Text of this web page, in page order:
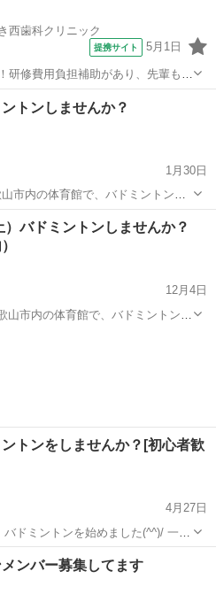
西歯科クリニック
提携サイト 5月1日
修費用負担補助があり、先輩も丁
ブランクの方も安心してスタート
トンしませんか？
1月30日
市内の体育館で、バドミントンを
テニスを企画してるのですが、今
思い、募集させていただきます。
ン 一緒に
）バドミントンしませんか？
12月4日
市内の体育館で、バドミントンを
テニスを企画してるのですが、今
ントンをしませんか？[初心者歓
4月27日
第のた
め未定 場所は、和歌山市もしくは海南市の体育館です。 経験ある...
初心者
ンバー募集してます